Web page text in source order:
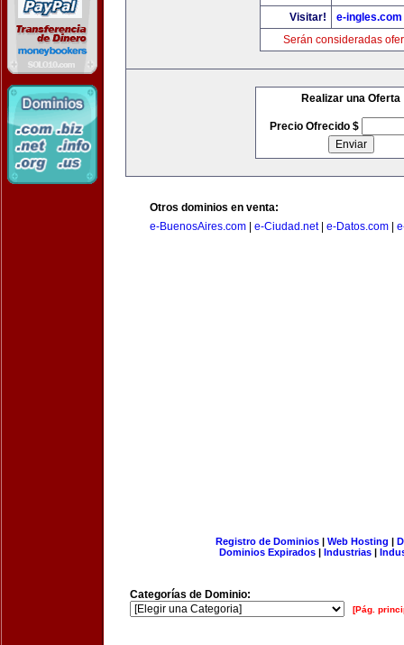
Visitar!
e-ingles.com
Serán consideradas
Realizar una Oferta
Precio Ofrecido $
Otros dominios en venta:
e-BuenosAires.com
e-Ciudad.net| e-Datos.com
Registro de Dominios| Web Hosting |
Dominios Expirados | Industrias |
Categorías de Dominio:
[Pág.